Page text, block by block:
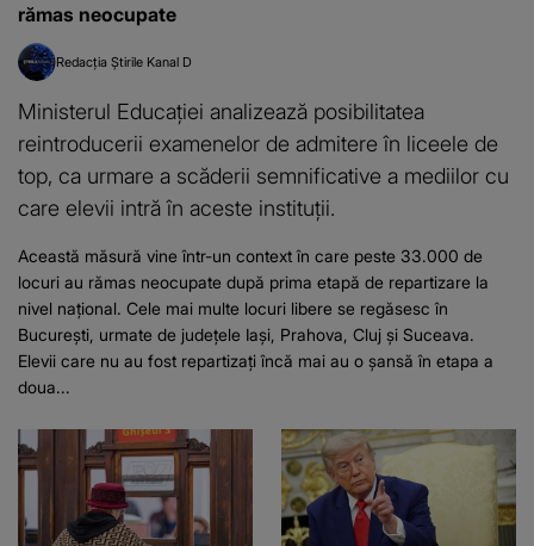
rămas neocupate
Redacția Știrile Kanal D
Ministerul Educației analizează posibilitatea
reintroducerii examenelor de admitere în liceele de
top, ca urmare a scăderii semnificative a mediilor cu
care elevii intră în aceste instituții.
Această măsură vine într-un context în care peste 33.000 de
locuri au rămas neocupate după prima etapă de repartizare la
nivel național. Cele mai multe locuri libere se regăsesc în
București, urmate de județele Iași, Prahova, Cluj și Suceava.
Elevii care nu au fost repartizați încă mai au o șansă în etapa a
doua...